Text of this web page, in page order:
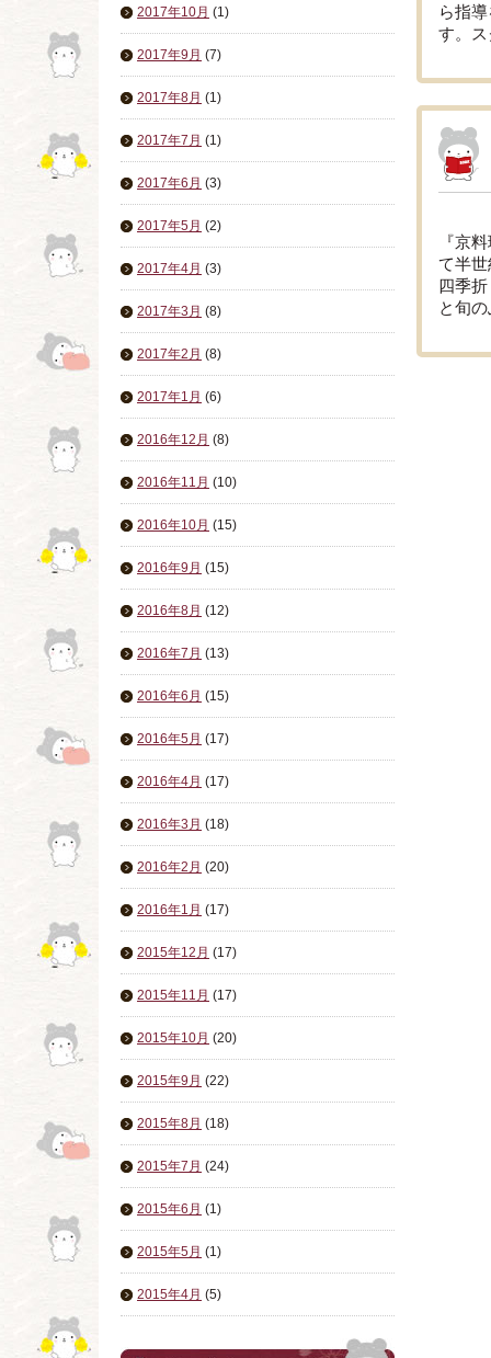
2017年10月 (1)
2017年9月 (7)
2017年8月 (1)
2017年7月 (1)
2017年6月 (3)
2017年5月 (2)
2017年4月 (3)
2017年3月 (8)
2017年2月 (8)
2017年1月 (6)
2016年12月 (8)
2016年11月 (10)
2016年10月 (15)
2016年9月 (15)
2016年8月 (12)
2016年7月 (13)
2016年6月 (15)
2016年5月 (17)
2016年4月 (17)
2016年3月 (18)
2016年2月 (20)
2016年1月 (17)
2015年12月 (17)
2015年11月 (17)
2015年10月 (20)
2015年9月 (22)
2015年8月 (18)
2015年7月 (24)
2015年6月 (1)
2015年5月 (1)
2015年4月 (5)
ら指
す。
『京
て半
四季
と旬